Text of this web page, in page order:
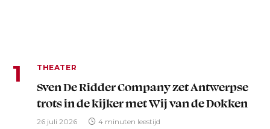
THEATER
Sven De Ridder Company zet Antwerpse
trots in de kijker met Wij van de Dokken
26 juli 2026 4 minuten leestijd